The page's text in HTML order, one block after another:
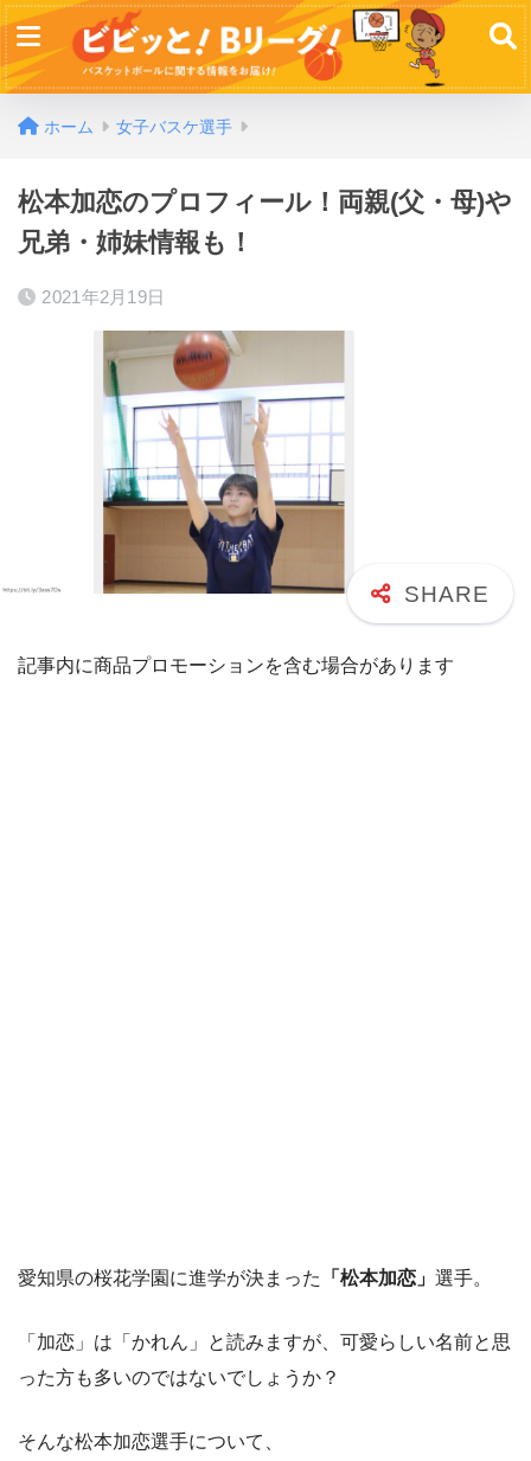
ホーム 女子バスケ選手
松本加恋のプロフィール！両親(父・母)や
兄弟・姉妹情報も！
2021年2月19日
記事内に商品プロモーションを含む場合があります
愛知県の桜花学園に進学が決まった 「松本加恋」 選手。
「加恋」は「かれん」と読みますが、可愛らしい名前と思
った方も多いのではないでしょうか？
そんな松本加恋選手について、